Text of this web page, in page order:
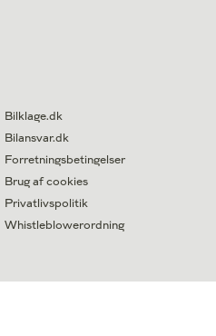
Bilklage.dk
Bilansvar.dk
Forretningsbetingelser
Brug af cookies
Privatlivspolitik
Whistleblowerordning